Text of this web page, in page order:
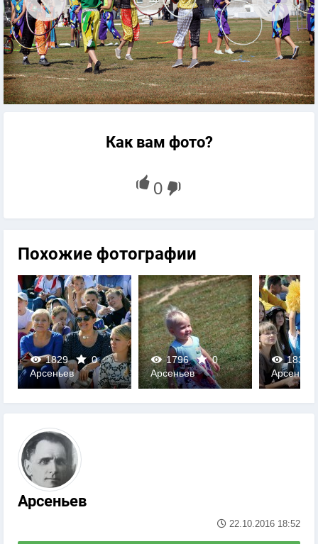
Как вам фото?
Похожие фотографии
1829
0
0
Арсеньев
1796
0
0
Арсеньев
1835
0
Арсеньев
Арсеньев
22.10.2016 18:52